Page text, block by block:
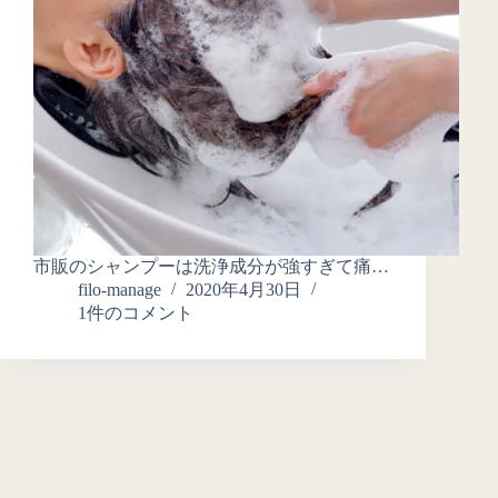
市販のシャンプーは洗浄成分が強すぎて痛…
filo-manage
2020年4月30日
1件のコメント